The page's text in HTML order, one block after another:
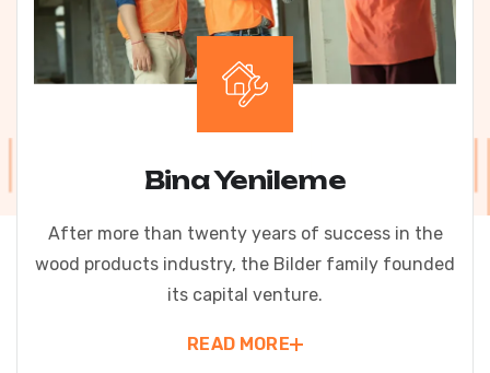
Bina Yenileme
After more than twenty years of success in the
wood products industry, the Bilder family founded
its capital venture.
READ MORE